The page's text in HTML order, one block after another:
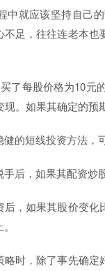
中就应该坚持自己
足，往往连老本
了每股价格为10元
。如果其确定的预
的短线投资方法，
后，如果其配资炒
后，如果其股价变
时，除了事先确